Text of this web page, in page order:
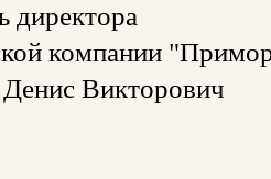
директора
компании
Викторович